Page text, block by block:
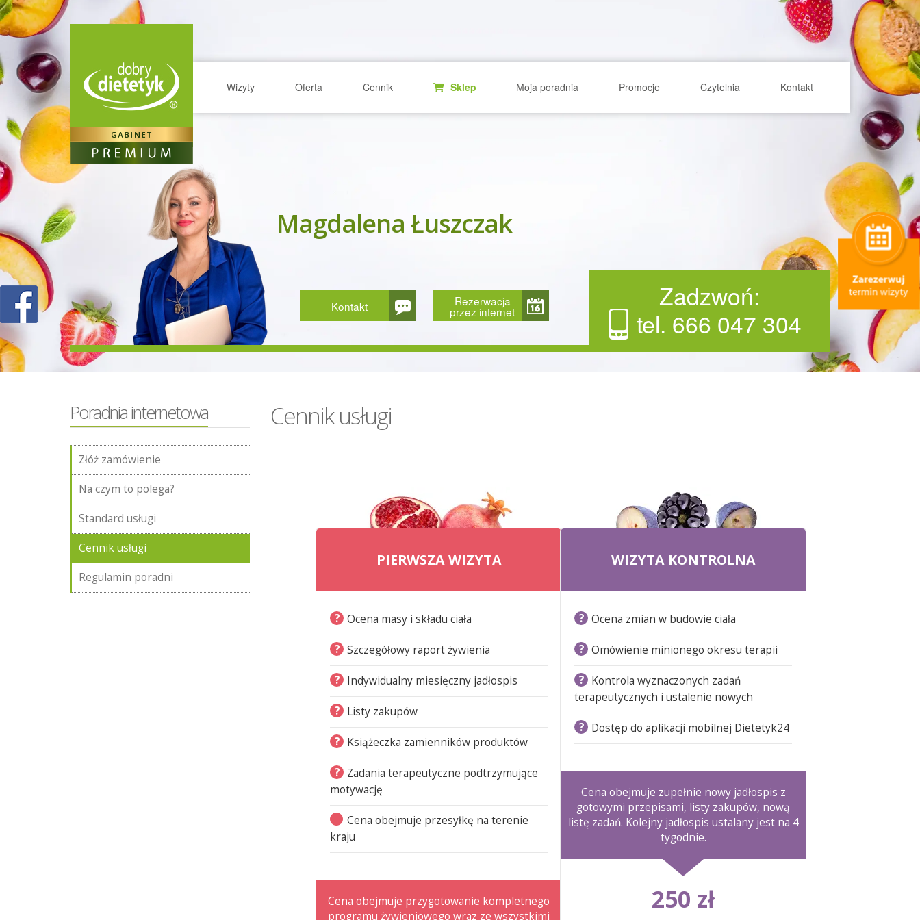
Wizyty Oferta Cennik Sklep Moja poradnia Promocje Czytelnia Kontakt
Kontakt Rezerwacja
przez internet
Zadzwoń:
tel. 666 047 304
Magdalena Łuszczak
Poradnia internetowa
Złóż zamówienie
Na czym to polega?
Standard usługi
Cennik usługi
Regulamin poradni
Cennik usługi
PIERWSZA WIZYTA
? Ocena masy i składu ciała
? Szczegółowy raport żywienia
? Indywidualny miesięczny jadłospis
? Listy zakupów
? Książeczka zamienników produktów
? Zadania terapeutyczne podtrzymujące
motywację
Cena obejmuje przesyłkę na terenie
kraju
Cena obejmuje przygotowanie kompletnego
programu żywieniowego wraz ze wszystkimi
WIZYTA KONTROLNA
? Ocena zmian w budowie ciała
? Omówienie minionego okresu terapii
? Kontrola wyznaczonych zadań
terapeutycznych i ustalenie nowych
? Dostęp do aplikacji mobilnej Dietetyk24
Cena obejmuje zupełnie nowy jadłospis z
gotowymi przepisami, listy zakupów, nową
listę zadań. Kolejny jadłospis ustalany jest na 4
tygodnie.
250 zł